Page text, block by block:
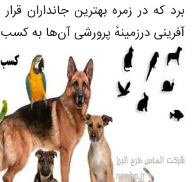
برد که در زمره بهترین جانداران
آفرینی درزمینهٔ پرورشی آن‌ها به